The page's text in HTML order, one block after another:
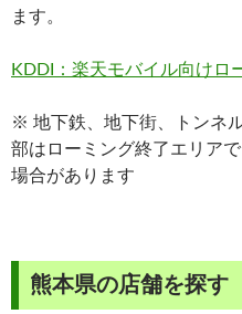
ます。
KDDI：楽天モバイル向けロ
※ 地下鉄、地下街、トンネ
部はローミング終了エリア
場合があります
熊本県の店舗を探す